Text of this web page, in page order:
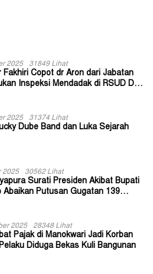
2025 31849 Lihat
Fakhiri Copot dr Aron dari Jabatan
Inspeksi Mendadak di RSUD Dok
2025 31374 Lihat
Dube Band dan Luka Sejarah
2025 30562 Lihat
Surati Presiden Akibat Bupati
Abaikan Putusan Gugatan 139
2025 28348 Lihat
Pajak di Manokwari Jadi Korban
Diduga Bekas Kuli Bangunan